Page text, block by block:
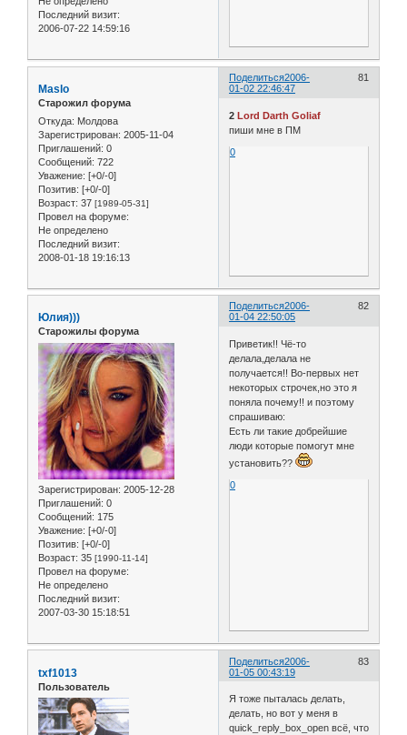
Последний визит:
2006-07-22 14:59:16
Поделиться 81
2006-
01-02 22:46:47
Maslo
Старожил форума
Откуда: Молдова
Зарегистрирован: 2005-11-04
Приглашений: 0
Сообщений: 722
Уважение: [+0/-0]
Позитив: [+0/-0]
Возраст: 37 [1989-05-31]
Провел на форуме:
Не определено
Последний визит:
2008-01-18 19:16:13
2Lord Darth Goliaf
пиши мне в ПМ
0
Поделиться 82
2006-
01-04 22:50:05
Юлия)))
Старожилы форума
Зарегистрирован: 2005-12-28
Приглашений: 0
Сообщений: 175
Уважение: [+0/-0]
Позитив: [+0/-0]
Возраст: 35 [1990-11-14]
Провел на форуме:
Не определено
Последний визит:
2007-03-30 15:18:51
Приветик!! Чё-то
делала,делала не
получается!! Во-первых нет
некоторых строчек,но это я
поняла почему!! и поэтому
спрашиваю:
Есть ли такие добрейшие
люди которые помогут мне
установить??
0
Поделиться 83
2006-
01-05 00:43:19
txf1013
Пользователь
Я тоже пыталась делать,
делать, но вот у меня в
quick_reply_box_open всё, что